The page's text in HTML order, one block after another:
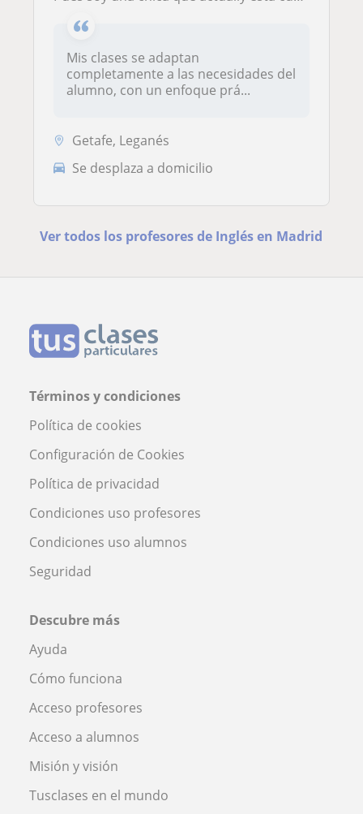
Mis clases se adaptan
completamente a las necesidades del
alumno, con un enfoque prá...
Getafe, Leganés
Se desplaza a domicilio
Ver todos los profesores de Inglés en Madrid
Términos y condiciones
Política de cookies
Configuración de Cookies
Política de privacidad
Condiciones uso profesores
Condiciones uso alumnos
Seguridad
Descubre más
Ayuda
Cómo funciona
Acceso profesores
Acceso a alumnos
Misión y visión
Tusclases en el mundo